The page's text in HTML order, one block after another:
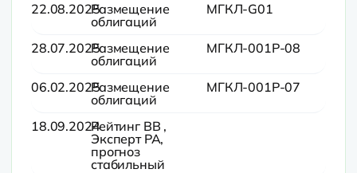
22.08.2025Размещение
облигаций
МГКЛ-G01
28.07.2025Размещение
облигаций
МГКЛ-001Р-08
06.02.2025Размещение
облигаций
МГКЛ-001Р-07
18.09.2024Рейтинг BB ,
Эксперт РА,
прогноз
стабильный